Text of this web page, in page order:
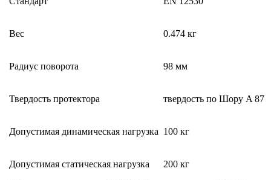
Вес 0.474 кг
Радиус поворота 98 мм
Твердость протектора твердость по Шору A 87
Допустимая динамическая нагрузка 100 кг
Допустимая статическая нагрузка 200 кг